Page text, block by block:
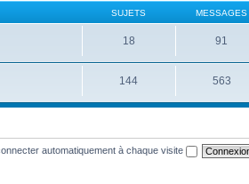
SUJETS MESSAGES
18 91
144 563
automatiquement à chaque visite